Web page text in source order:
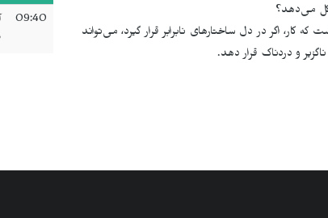
می‌دهد؟
کار، اگر در دل ساختارهای نابرابر قرار گیرد، می‌تواند
و دردناک قرار دهد.
09:40